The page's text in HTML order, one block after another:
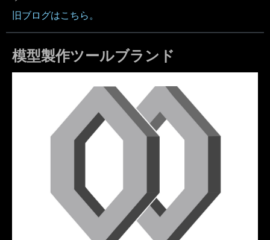
旧ブログはこちら。
模型製作ツールブランド